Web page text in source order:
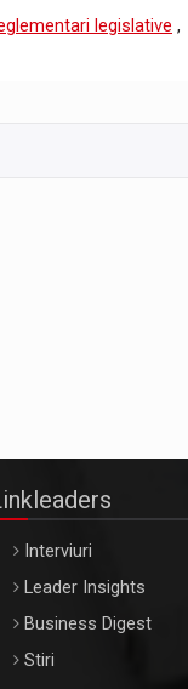
legislative ,
Interviuri
Leader Insights
Business Digest
Stiri